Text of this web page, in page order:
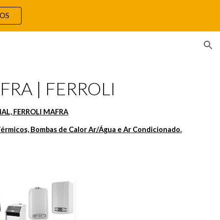
| FERROLI
FERROLI MAFRA
Bombas de Calor Ar/Água e Ar Condicionado.